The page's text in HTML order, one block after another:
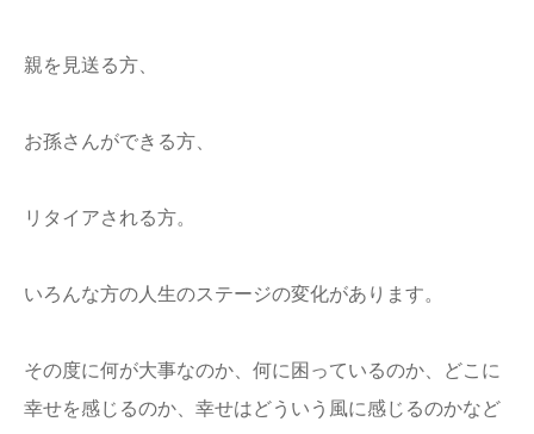
親を見送る方、
お孫さんができる方、
リタイアされる方。
いろんな方の人生のステージの変化があります。
その度に何が大事なのか、何に困っているのか、どこに
幸せを感じるのか、幸せはどういう風に感じるのかなど